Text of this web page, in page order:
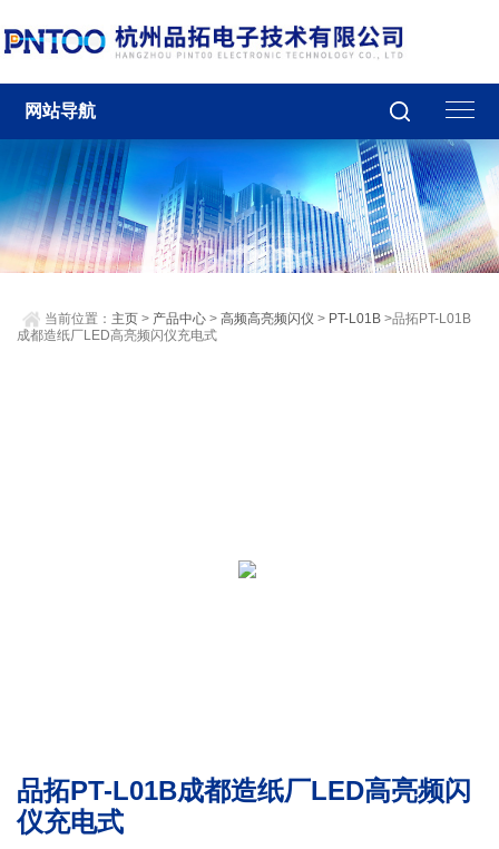
网站导航
当前位置： 主页 > 产品中心 >高频高亮频闪仪 > PT-L01B >品拓PT-L01B
成都造纸厂LED高亮频闪仪充电式
品拓PT-L01B成都造纸厂LED高亮频闪
仪充电式